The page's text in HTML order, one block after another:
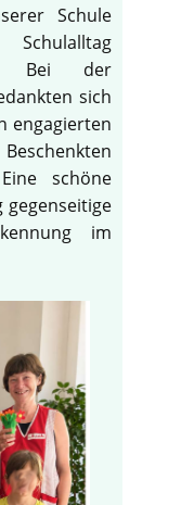
Schule
Bei der
sich
engagierten
schöne
gegenseitige
im